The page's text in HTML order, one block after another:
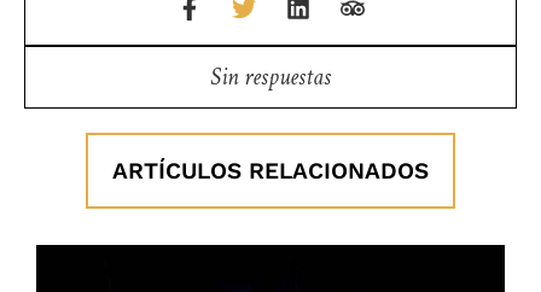
Sin respuestas
ARTÍCULOS RELACIONADOS